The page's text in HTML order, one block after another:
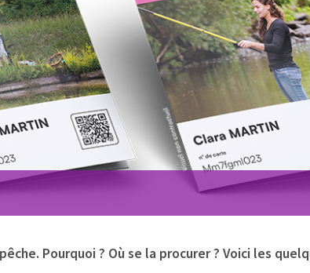
Pourquoi ? Où se la procurer ? Voici les